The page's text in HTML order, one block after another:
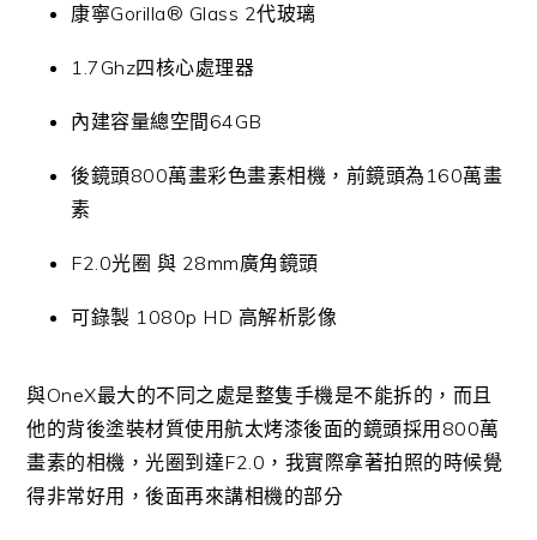
康寧Gorilla® Glass 2代玻璃
1.7Ghz四核心處理器
內建容量總空間64GB
後鏡頭800萬畫彩色畫素相機，前鏡頭為160萬畫
素
F2.0光圈 與 28mm廣角鏡頭
可錄製 1080p HD 高解析影像
與OneX最大的不同之處是整隻手機是不能拆的，而且
他的背後塗裝材質使用航太烤漆後面的鏡頭採用800萬
畫素的相機，光圈到達F2.0，我實際拿著拍照的時候覺
得非常好用，後面再來講相機的部分